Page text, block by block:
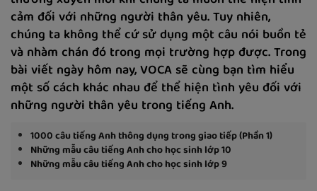
cảm đối với những người thân yêu. Tuy nhiên,
chúng ta không thể cứ sử dụng một câu nói buồn tẻ
và nhàm chán đó trong mọi trường hợp được. Trong
bài viết ngày hôm nay, VOCA sẽ cùng bạn tìm hiểu
một số cách khác nhau để thể hiện tình yêu đối với
những người thân yêu trong tiếng Anh.
1000 câu tiếng Anh thông dụng trong giao tiếp (Phần 1)
Những mẫu câu tiếng Anh cho học sinh lớp 10
Những mẫu câu tiếng Anh cho học sinh lớp 9